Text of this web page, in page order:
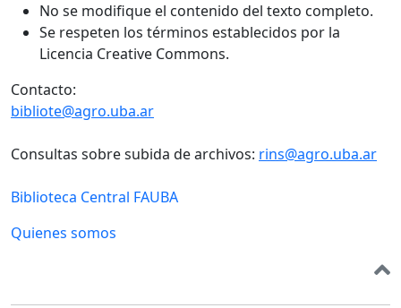
No se modifique el contenido del texto completo.
Se respeten los términos establecidos por la
Licencia Creative Commons.
Contacto:
bibliote@agro.uba.ar
Consultas sobre subida de archivos: rins@agro.uba.ar
Biblioteca Central FAUBA
Quienes somos